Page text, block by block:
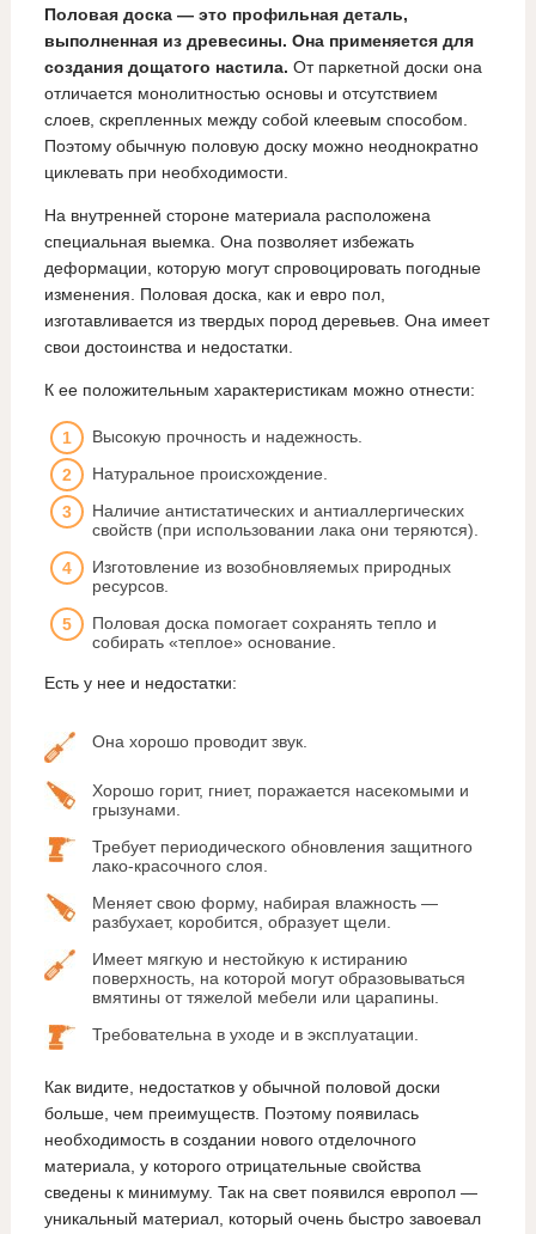
Половая доска — это профильная деталь,
выполненная из древесины. Она применяется для
создания дощатого настила. От паркетной доски она
отличается монолитностью основы и отсутствием
слоев, скрепленных между собой клеевым способом.
Поэтому обычную половую доску можно неоднократно
циклевать при необходимости.
На внутренней стороне материала расположена
специальная выемка. Она позволяет избежать
деформации, которую могут спровоцировать погодные
изменения. Половая доска, как и евро пол,
изготавливается из твердых пород деревьев. Она имеет
свои достоинства и недостатки.
К ее положительным характеристикам можно отнести:
Высокую прочность и надежность.
Натуральное происхождение.
Наличие антистатических и антиаллергических
свойств (при использовании лака они теряются).
Изготовление из возобновляемых природных
ресурсов.
Половая доска помогает сохранять тепло и
собирать «теплое» основание.
Есть у нее и недостатки:
Она хорошо проводит звук.
Хорошо горит, гниет, поражается насекомыми и
грызунами.
Требует периодического обновления защитного
лако-красочного слоя.
Меняет свою форму, набирая влажность —
разбухает, коробится, образует щели.
Имеет мягкую и нестойкую к истиранию
поверхность, на которой могут образовываться
вмятины от тяжелой мебели или царапины.
Требовательна в уходе и в эксплуатации.
Как видите, недостатков у обычной половой доски
больше, чем преимуществ. Поэтому появилась
необходимость в создании нового отделочного
материала, у которого отрицательные свойства
сведены к минимуму. Так на свет появился европол —
уникальный материал, который очень быстро завоевал